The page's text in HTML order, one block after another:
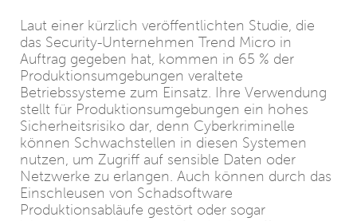
Laut einer kürzlich veröffentlichten Studie, die
das Security-Unternehmen Trend Micro in
Auftrag gegeben hat, kommen in 65 % der
Produktionsumgebungen veraltete
Betriebssysteme zum Einsatz. Ihre Verwendung
stellt für Produktionsumgebungen ein hohes
Sicherheitsrisiko dar, denn Cyberkriminelle
können Schwachstellen in diesen Systemen
nutzen, um Zugriff auf sensible Daten oder
Netzwerke zu erlangen. Auch können durch das
Einschleusen von Schadsoftware
Produktionsabläufe gestört oder sogar